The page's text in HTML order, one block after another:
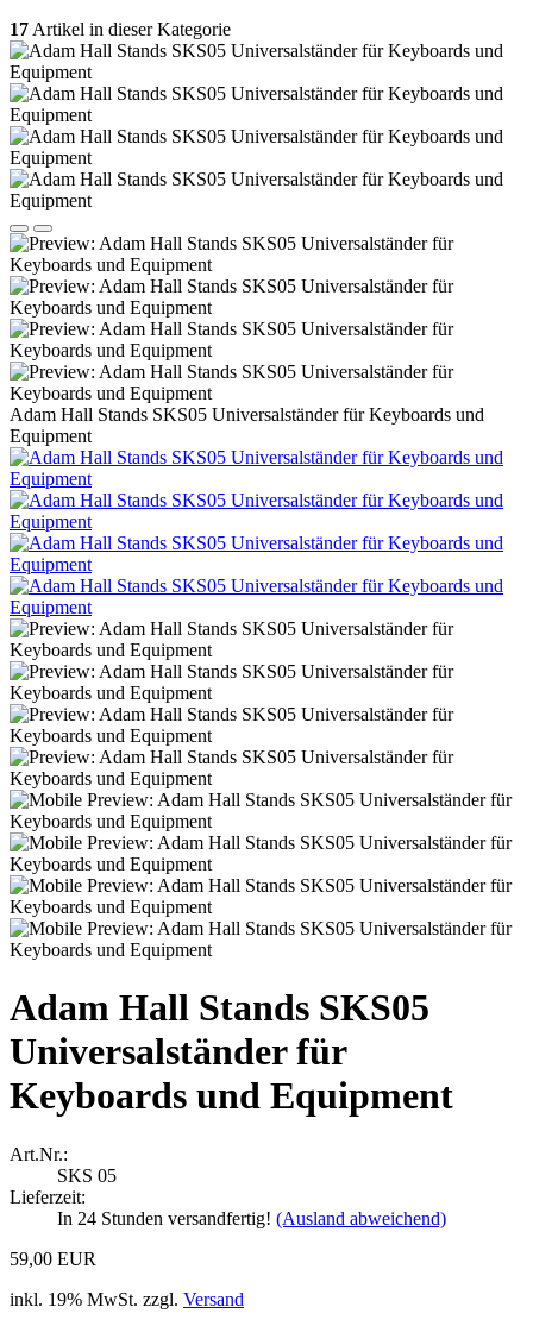
17 Artikel in dieser Kategorie
Adam Hall Stands SKS05 Universalständer für Keyboards und
Equipment
Adam Hall Stands SKS05
Universalständer für
Keyboards und Equipment
Art.Nr.:
SKS 05
Lieferzeit:
In 24 Stunden versandfertig! (Ausland abweichend)
59,00 EUR
inkl. 19% MwSt. zzgl. Versand